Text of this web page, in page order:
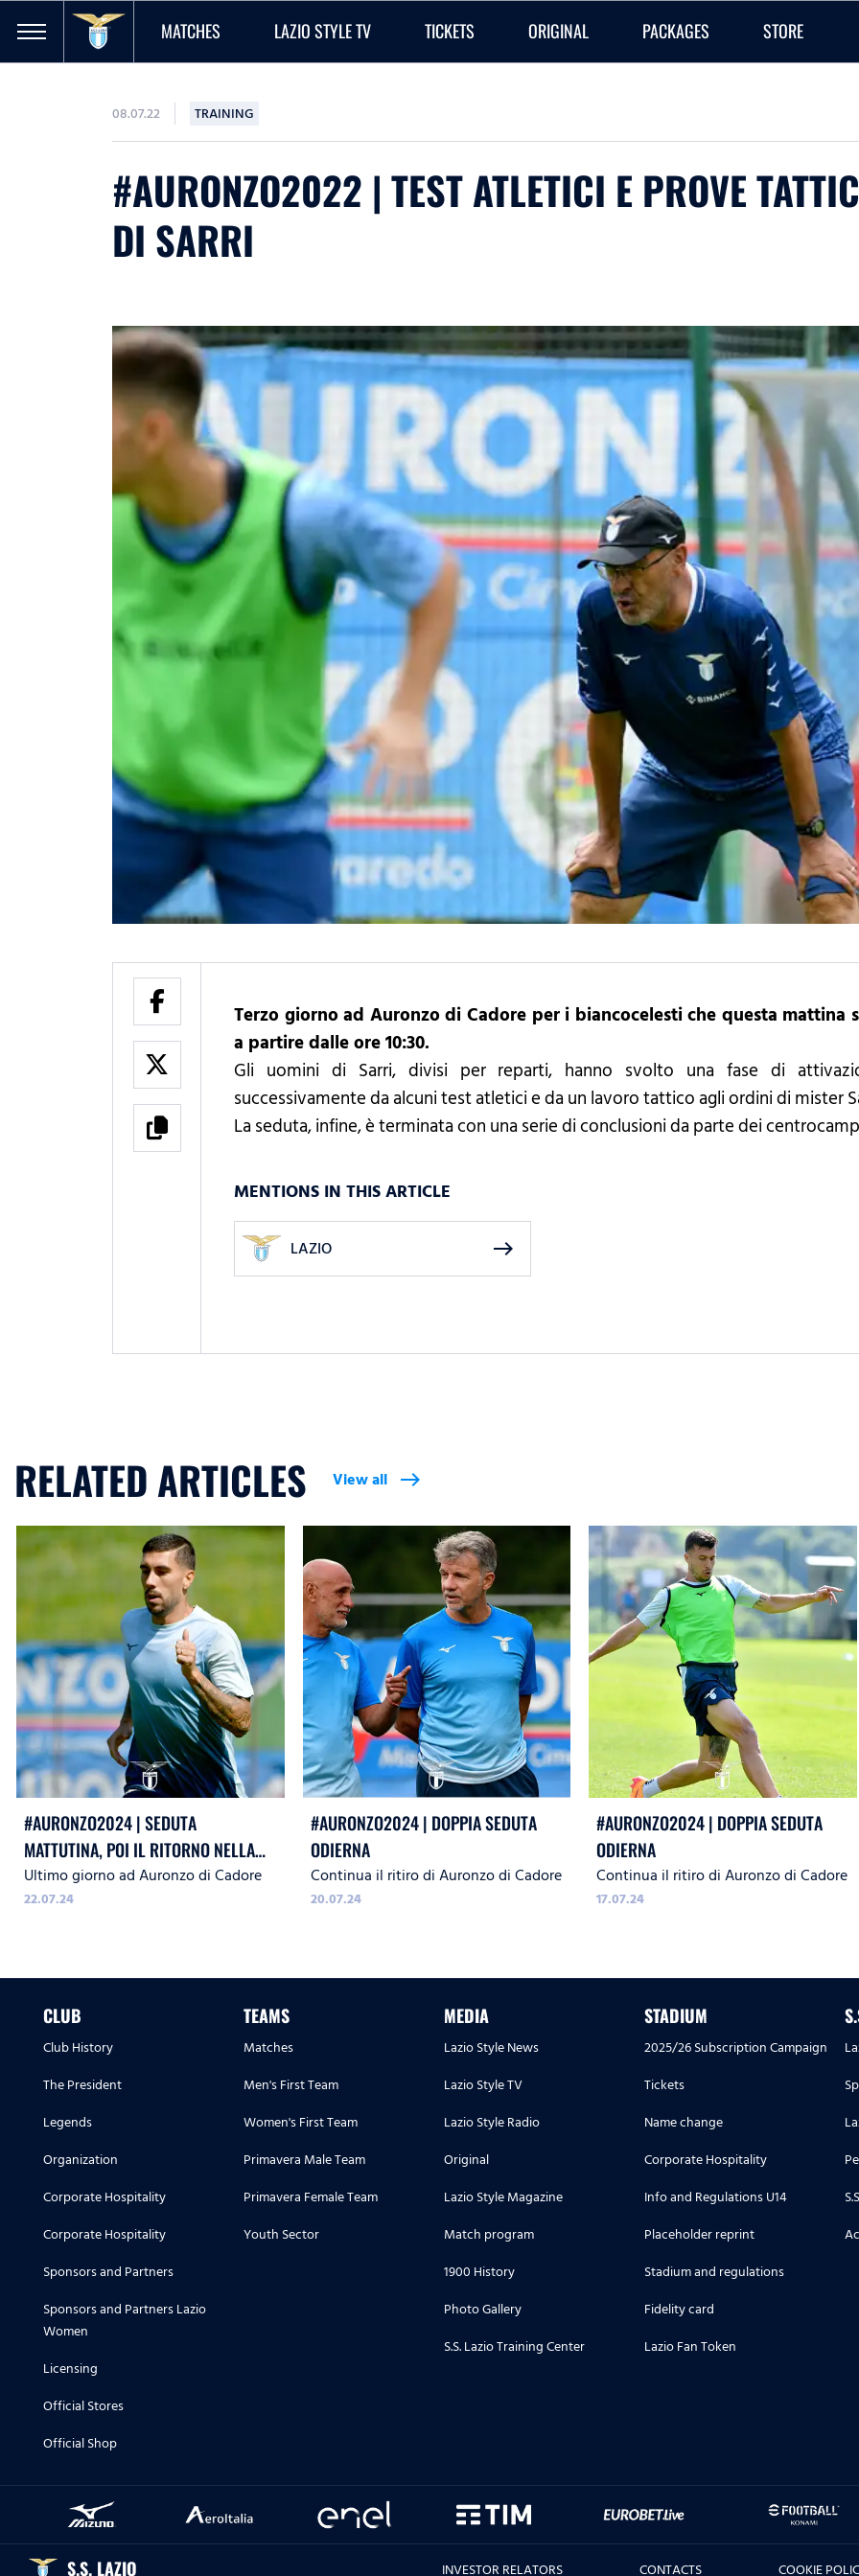
MATCHES LAZIO STYLE TV TICKETS ORIGINAL PACKAGES STORE
08.07.22 TRAINING
#AURONZO2022 | TEST ATLETICI E PROVE
DI SARRI
Terzo giorno ad Auronzo di Cadore per i biancocelesti che questa mattina
a partire dalle ore 10:30.
Gli uomini di Sarri, divisi per reparti, hanno svolto una fase di
successivamente da alcuni test atletici e da un lavoro tattico agli ordini di mister
La seduta, infine, è terminata con una serie di conclusioni da parte dei
MENTIONS IN THIS ARTICLE
LAZIO east
RELATED ARTICLES View all east
#AURONZO2024 | SEDUTA
MATTUTINA, POI IL RITORNO NELLA
CAPITALE
Ultimo giorno ad Auronzo di Cadore
22.07.24
#AURONZO2024 | DOPPIA SEDUTA
ODIERNA
Continua il ritiro di Auronzo di Cadore
20.07.24
#AURONZO2024 | DOPPIA SEDUTA
ODIERNA
Continua il ritiro di Auronzo di Cadore
17.07.24
CLUB
Club History
The President
Legends
Organization
Corporate Hospitality
Corporate Hospitality
Sponsors and Partners
Sponsors and Partners Lazio
Women
Licensing
Official Stores
Official Shop
TEAMS
Matches
Men's First Team
Women's First Team
Primavera Male Team
Primavera Female Team
Youth Sector
MEDIA
Lazio Style News
Lazio Style TV
Lazio Style Radio
Original
Lazio Style Magazine
Match program
1900 History
Photo Gallery
S.S. Lazio Training Center
STADIUM
2025/26 Subscription Campaign
Tickets
Name change
Corporate Hospitality
Info and Regulations U14
Placeholder reprint
Stadium and regulations
Fidelity card
Lazio Fan Token
S.S. LAZIO INVESTOR RELATORS CONTACTS COOKIE